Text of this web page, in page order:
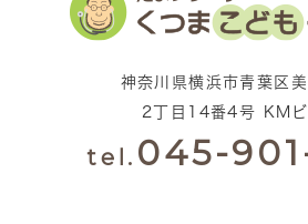
神奈川県横浜市青葉区
2丁目14番4号 KM
tel. 045-